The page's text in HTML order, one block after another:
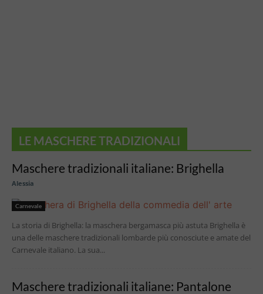
LE MASCHERE TRADIZIONALI
Maschere tradizionali italiane: Brighella
Alessia
Carnevale
La storia di Brighella: la maschera bergamasca più astuta Brighella è
una delle maschere tradizionali lombarde più conosciute e amate del
Carnevale italiano. La sua...
Maschere tradizionali italiane: Pantalone